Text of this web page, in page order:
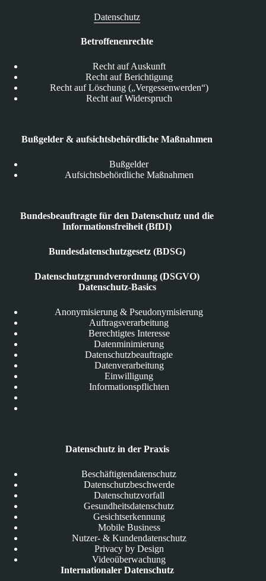
Datenschutz
Betroffenenrechte
Recht auf Auskunft
Recht auf Berichtigung
Recht auf Löschung („Vergessenwerden“)
Recht auf Widerspruch
Bußgelder & aufsichtsbehördliche Maßnahmen
Bußgelder
Aufsichtsbehördliche Maßnahmen
Bundesbeauftragte für den Datenschutz und die
Informationsfreiheit (BfDI)
Bundesdatenschutzgesetz (BDSG)
Datenschutzgrundverordnung (DSGVO)
Datenschutz-Basics
Anonymisierung & Pseudonymisierung
Auftragsverarbeitung
Berechtigtes Interesse
Datenminimierung
Datenschutzbeauftragte
Datenverarbeitung
Einwilligung
Informationspflichten
Datenschutz in der Praxis
Beschäftigtendatenschutz
Datenschutzbeschwerde
Datenschutzvorfall
Gesundheitsdatenschutz
Gesichtserkennung
Mobile Business
Nutzer- & Kundendatenschutz
Privacy by Design
Videoüberwachung
Internationaler Datenschutz